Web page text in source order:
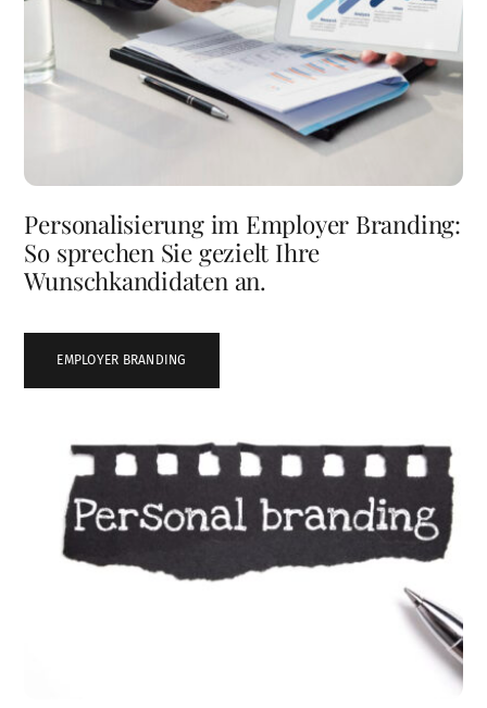
Personalisierung im Employer Branding:
So sprechen Sie gezielt Ihre
Wunschkandidaten an.
EMPLOYER BRANDING